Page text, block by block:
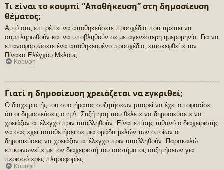
Τι είναι το κουμπί “Αποθήκευση” στη δημοσίευση
θέματος;
Αυτό σας επιτρέπει να αποθηκεύσετε προσχέδια που πρέπει να
συμπληρωθούν και να υποβληθούν σε μεταγενέστερη ημερομηνία. Για να
επαναφορτώσετε ένα αποθηκευμένο προσχέδιο, επισκεφθείτε τον
Πίνακα Ελέγχου Μέλους.
Κορυφή
Γιατί η δημοσίευση χρειάζεται να εγκριθεί;
Ο διαχειριστής του συστήματος συζητήσεων μπορεί να έχει αποφασίσει
ότι οι δημοσιεύσεις στη Δ. Συζήτηση που θέλετε να δημοσιεύσετε να
χρειάζονται έλεγχο πριν υποβληθούν. Είναι επίσης πιθανό ο διαχειριστής
να σας έχει τοποθετήσει σε μια ομάδα μελών των οποίων οι
δημοσιεύσεις να χρειάζονται έλεγχο πριν υποβληθούν. Παρακαλώ
επικοινωνείτε με τον διαχειριστή του συστήματος συζητήσεων για
περισσότερες πληροφορίες.
Κορυφή